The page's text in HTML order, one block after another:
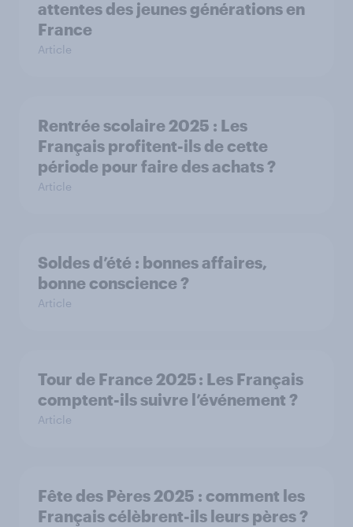
attentes des jeunes générations en
France
Article
Rentrée scolaire 2025 : Les
Français profitent-ils de cette
période pour faire des achats ?
Article
Soldes d’été : bonnes affaires,
bonne conscience ?
Article
Tour de France 2025 : Les Français
comptent-ils suivre l’événement ?
Article
Fête des Pères 2025 : comment les
Français célèbrent-ils leurs pères ?